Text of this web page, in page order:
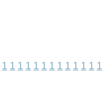
1 1 1 1 1 1 1 1 1 1 1 1 1